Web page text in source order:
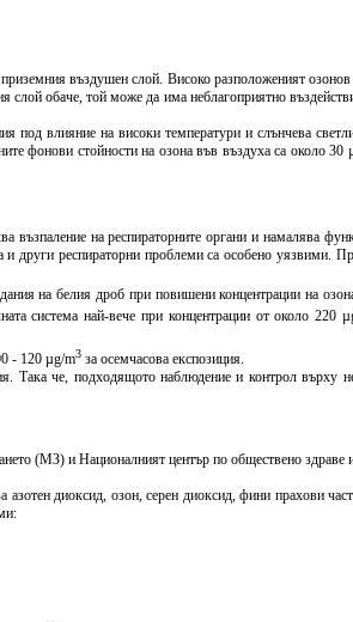
въздушен слой. Високо разположеният
обаче, той може да има неблагоприятно
под влияние на високи температури и слънчева
фонови стойности на озона във въздуха са около
на респираторните органи и намалява
други респираторни проблеми са особено уязвими.
на белия дроб при повишени концентрации на
система най-вече при концентрации от около 220
- 120 µg/m3 за осемчасова експозиция.
Така че, подходящото наблюдение и контрол върху
(МЗ) и Националният център по обществено
диоксид, озон, серен диоксид, фини прахови